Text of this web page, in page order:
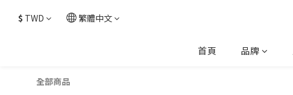
$ TWD 繁體中文
首頁 品牌
全部商品